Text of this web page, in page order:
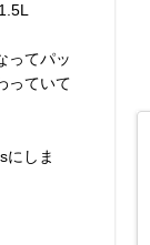
ってパッ
っていて
にしま